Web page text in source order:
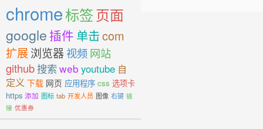
chrome标签页面
google 插件 单击com
扩展浏览器 视频网站
github搜索web youtube 自
定义 下载 网页 应用程序 css 选项卡
https 添加 图标 tab 开发人员 图像 右键 链
接 优惠券